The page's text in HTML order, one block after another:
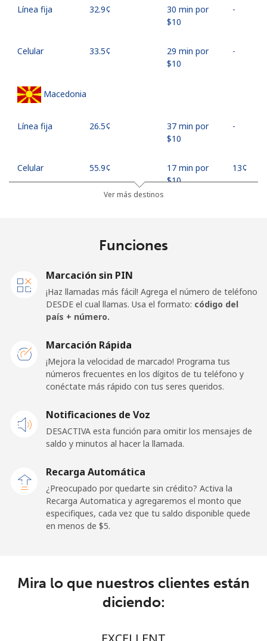
Línea fija ⁦32.9¢⁩
30 min por
⁦$10⁩
-
Celular ⁦33.5¢⁩
29 min por
⁦$10⁩
-
Macedonia
Línea fija ⁦26.5¢⁩
37 min por
⁦$10⁩
-
Celular ⁦55.9¢⁩
17 min por
⁦$10⁩
⁦13¢⁩
⁦81.9¢⁩
12 min por
Celular
⁦$10⁩
Línea fija ⁦57.9¢⁩
17 min por
⁦$10⁩
Malaysia
Línea fija ⁦1.5¢⁩
⁦$10⁩
⁦1.5¢⁩
665 min por
-
⁦108.9¢⁩
Ver más destinos
Funciones
Marcación sin PIN
¡Haz llamadas más fácil! Agrega el número de teléfono
DESDE el cual llamas. Usa el formato: código del
país + número.
Marcación Rápida
¡Mejora la velocidad de marcado! Programa tus
números frecuentes en los dígitos de tu teléfono y
conéctate más rápido con tus seres queridos.
Notificaciones de Voz
DESACTIVA esta función para omitir los mensajes de
saldo y minutos al hacer la llamada.
Recarga Automática
¿Preocupado por quedarte sin crédito? Activa la
Recarga Automatica y agregaremos el monto que
especifiques, cada vez que tu saldo disponible quede
en menos de ⁦$5⁩.
Mira lo que nuestros clientes están
diciendo: